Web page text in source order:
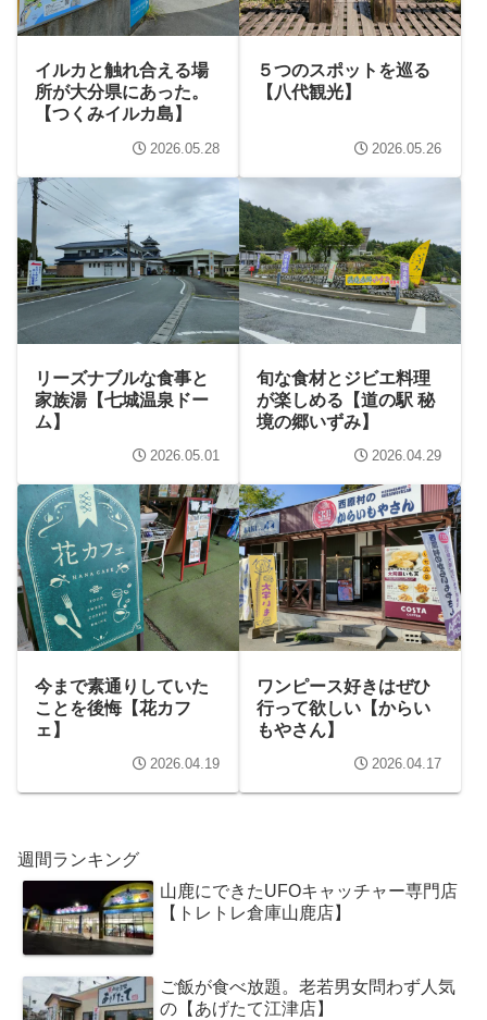
イルカと触れ合える場
所が大分県にあった。
【つくみイルカ島】
2026.05.28
５つのスポットを巡る
【八代観光】
2026.05.26
リーズナブルな食事と
家族湯【七城温泉ドー
ム】
2026.05.01
旬な食材とジビエ料理
が楽しめる【道の駅 秘
境の郷いずみ】
2026.04.29
今まで素通りしていた
ことを後悔【花カフ
ェ】
2026.04.19
ワンピース好きはぜひ
行って欲しい【からい
もやさん】
2026.04.17
週間ランキング
山鹿にできたUFOキャッチャー専門店
【トレトレ倉庫山鹿店】
ご飯が食べ放題。老若男女問わず人気
の【あげたて江津店】